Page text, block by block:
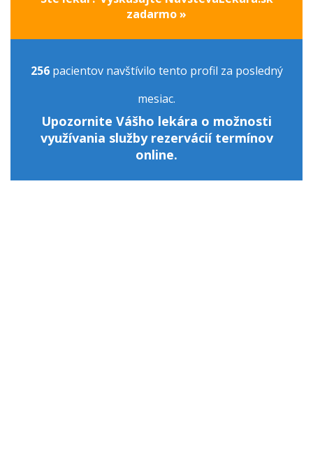
zadarmo »
256pacientov navštívilo tento profil za posledný
mesiac.
Upozornite Vášho lekára o možnosti
využívania služby rezervácií termínov
online.